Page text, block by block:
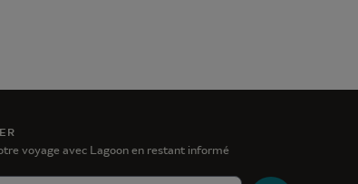
voyage avec Lagoon en restant informé